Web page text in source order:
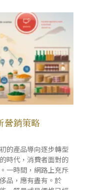
營銷策略
的產品導向逐步轉型
時代，消費者面對的
一時間，網路上充斥
品，應有盡有。於